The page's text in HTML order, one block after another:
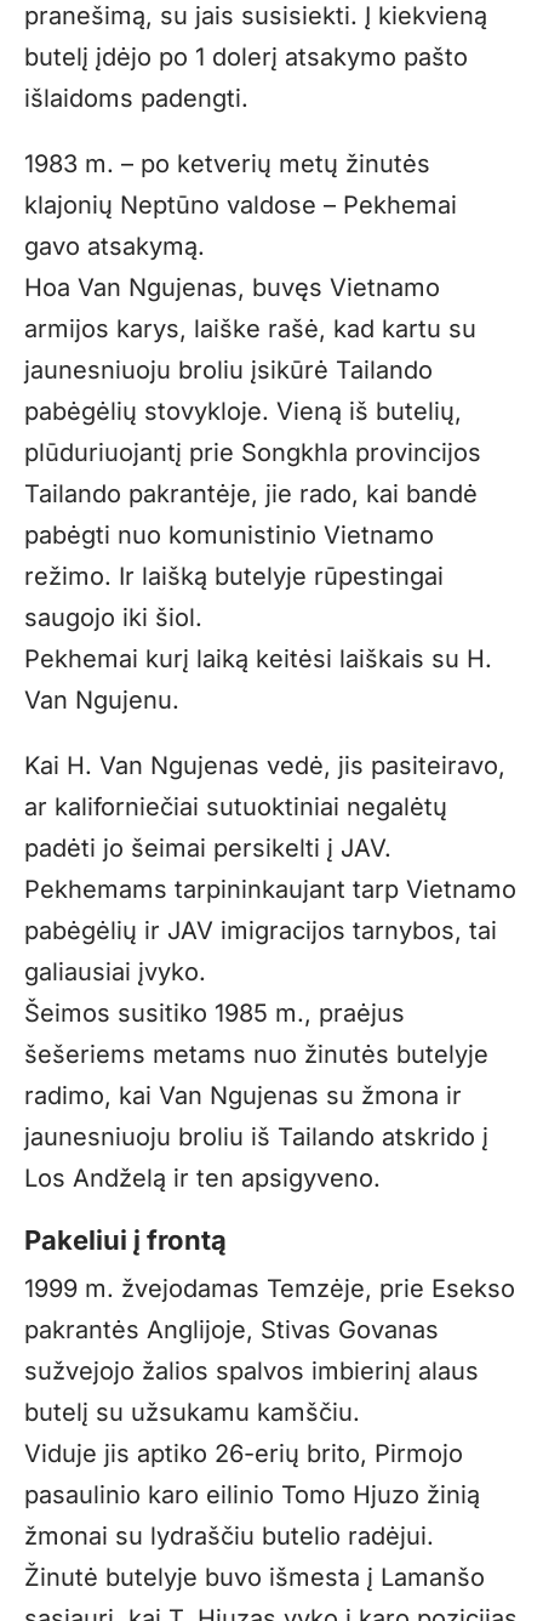
pranešimą, su jais susisiekti. Į kiekvieną
butelį įdėjo po 1 dolerį atsakymo pašto
išlaidoms padengti.
1983 m. – po ketverių metų žinutės
klajonių Neptūno valdose – Pekhemai
gavo atsakymą.
Hoa Van Ngujenas, buvęs Vietnamo
armijos karys, laiške rašė, kad kartu su
jaunesniuoju broliu įsikūrė Tailando
pabėgėlių stovykloje. Vieną iš butelių,
plūduriuojantį prie Songkhla provincijos
Tailando pakrantėje, jie rado, kai bandė
pabėgti nuo komunistinio Vietnamo
režimo. Ir laišką butelyje rūpestingai
saugojo iki šiol.
Pekhemai kurį laiką keitėsi laiškais su H.
Van Ngujenu.
Kai H. Van Ngujenas vedė, jis pasiteiravo,
ar kaliforniečiai sutuoktiniai negalėtų
padėti jo šeimai persikelti į JAV.
Pekhemams tarpininkaujant tarp Vietnamo
pabėgėlių ir JAV imigracijos tarnybos, tai
galiausiai įvyko.
Šeimos susitiko 1985 m., praėjus
šešeriems metams nuo žinutės butelyje
radimo, kai Van Ngujenas su žmona ir
jaunesniuoju broliu iš Tailando atskrido į
Los Andželą ir ten apsigyveno.
Pakeliui į frontą
1999 m. žvejodamas Temzėje, prie Esekso
pakrantės Anglijoje, Stivas Govanas
sužvejojo žalios spalvos imbierinį alaus
butelį su užsukamu kamščiu.
Viduje jis aptiko 26-erių brito, Pirmojo
pasaulinio karo eilinio Tomo Hjuzo žinią
žmonai su lydraščiu butelio radėjui.
Žinutė butelyje buvo išmesta į Lamanšo